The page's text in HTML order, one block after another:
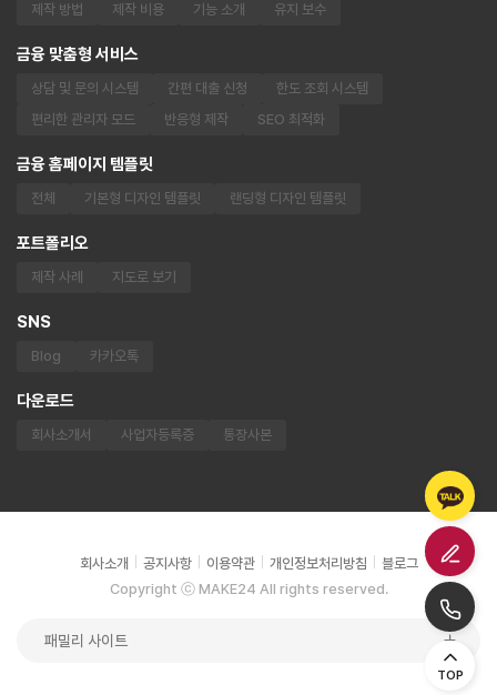
TOP
제작 방법 제작 비용 기능 소개 유지 보수
금융 맞춤형 서비스
상담 및 문의 시스템 간편 대출 신청
한도 조회 시스템
편리한 관리자 모드
반응형 제작 SEO 최적화
금융 홈페이지 템플릿
전체 기본형 디자인 템플릿 랜딩형 디자인 템플릿
포트폴리오
제작 사례 지도로 보기
SNS
Blog 카카오톡
다운로드
회사소개서 사업자등록증 통장사본
회사소개 공지사항 이용약관 개인정보처리방침
블로그
Copyright ⓒ MAKE24 All rights reserved.
패밀리 사이트